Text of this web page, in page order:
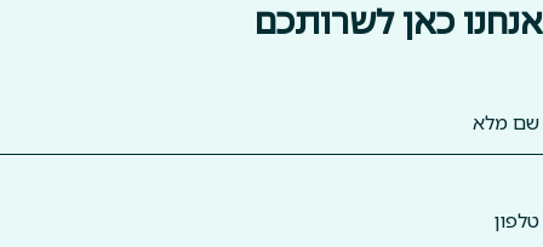
אנחנו כאן לשרותכם